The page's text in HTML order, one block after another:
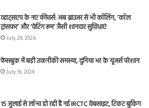
व्हाट्सएप के नए फीचर्स: अब ब्राउजर से भी कॉलिंग, ‘कॉल
ट्रांसफर’ और ‘वेटिंग रूम’ जैसी शानदार सुविधाएं
July 29, 2026
फेसबुक में बड़ी तकनीकी समस्या, दुनिया भर के यूजर्स परेशान
July 19, 2026
15 जुलाई से लॉन्च हो रही है नई IRCTC वेबसाइट, टिकट बुकिंग